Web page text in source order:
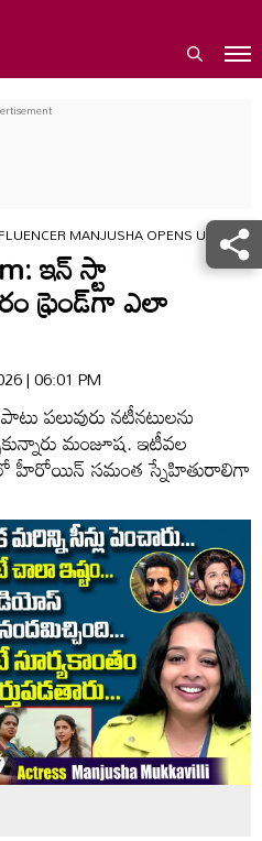
MANJUSHA OPENS UP
ఇన్ స్టా
ఫ్రెండ్‌గా ఎలా
| 06:01 PM
పలువురు నటీనటులను
మంజూష. ఇటీవల
హీరోయిన్ సమంత స్నేహితురాలిగా